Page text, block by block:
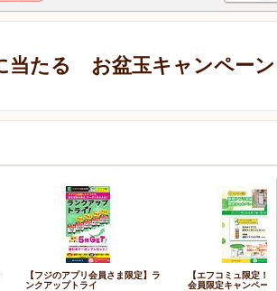
当たる お盆玉キャンペーン
【フジのアプリ会員さま限定】ラ
ンクアップトライ
【エフコミュ限定！
会員限定キャンペーン